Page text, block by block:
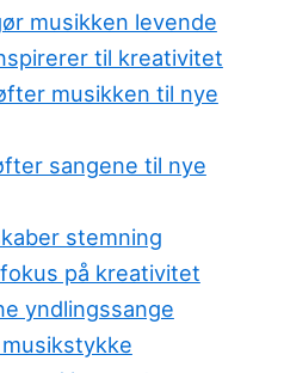
musikken levende
til kreativitet
musikken til nye
sangene til nye
stemning
på kreativitet
yndlingssange